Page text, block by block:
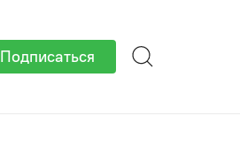
Подписаться